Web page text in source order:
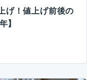
げ！値上げ前後の
】